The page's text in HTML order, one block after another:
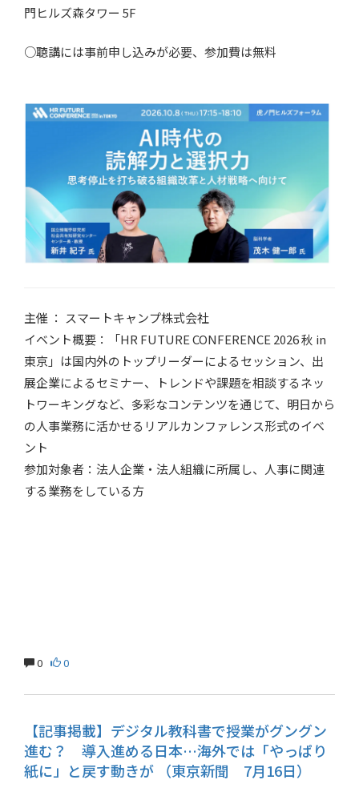
門ヒルズ森タワー 5F
○聴講には事前申し込みが必要、参加費は無料
主催 ： スマートキャンプ株式会社
イベント概要：「HR FUTURE CONFERENCE 2026 秋 in
東京」は国内外のトップリーダーによるセッション、出
展企業によるセミナー、トレンドや課題を相談するネッ
トワーキングなど、多彩なコンテンツを通じて、明日から
の人事業務に活かせるリアルカンファレンス形式のイベ
ント
参加対象者：法人企業・法人組織に所属し、人事に関連
する業務をしている方
0 0
【記事掲載】デジタル教科書で授業がグングン
進む？ 導入進める日本…海外では「やっぱり
紙に」と戻す動きが （東京新聞 7月16日）